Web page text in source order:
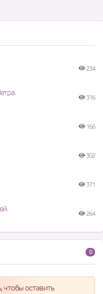
234
316
166
302
371
264
0
чтобы оставить